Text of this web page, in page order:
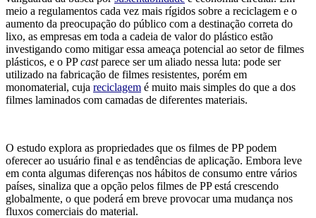
meio a regulamentos cada vez mais rígidos sobre a reciclagem e o
aumento da preocupação do público com a destinação correta do
lixo, as empresas em toda a cadeia de valor do plástico estão
investigando como mitigar essa ameaça potencial ao setor de filmes
plásticos, e o PPcastparece ser um aliado nessa luta: pode ser
utilizado na fabricação de filmes resistentes, porém em
monomaterial, cuja reciclagem é muito mais simples do que a dos
filmes laminados com camadas de diferentes materiais.
O estudo explora as propriedades que os filmes de PP podem
oferecer ao usuário final e as tendências de aplicação. Embora leve
em conta algumas diferenças nos hábitos de consumo entre vários
países, sinaliza que a opção pelos filmes de PP está crescendo
globalmente, o que poderá em breve provocar uma mudança nos
fluxos comerciais do material.